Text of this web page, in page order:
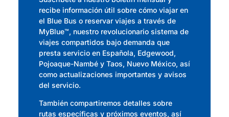
recibe información útil sobre cómo viajar en
el Blue Bus o reservar viajes a través de
MyBlue™, nuestro revolucionario sistema de
viajes compartidos bajo demanda que
presta servicio en Española, Edgewood,
Pojoaque-Nambé y Taos, Nuevo México, así
como actualizaciones importantes y avisos
del servicio.
También compartiremos detalles sobre
rutas específicas y próximos eventos, así